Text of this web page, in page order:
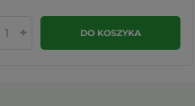
+ DO KOSZYKA